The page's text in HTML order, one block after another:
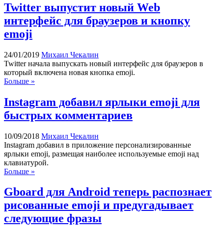
Twitter выпустит новый Web
интерфейс для браузеров и кнопку
emoji
24/01/2019 Михаил Чекалин
Twitter начала выпускать новый интерфейс для браузеров в
который включена новая кнопка emoji.
Больше »
Instagram добавил ярлыки emoji для
быстрых комментариев
10/09/2018 Михаил Чекалин
Instagram добавил в приложение персонализированные
ярлыки emoji, размещая наиболее используемые emoji над
клавиатурой.
Больше »
Gboard для Android теперь распознает
рисованные emoji и предугадывает
следующие фразы